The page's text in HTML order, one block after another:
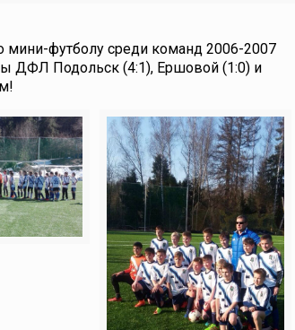
мини-футболу среди команд 2006-2007
ДФЛ Подольск (4:1), Ершовой (1:0) и